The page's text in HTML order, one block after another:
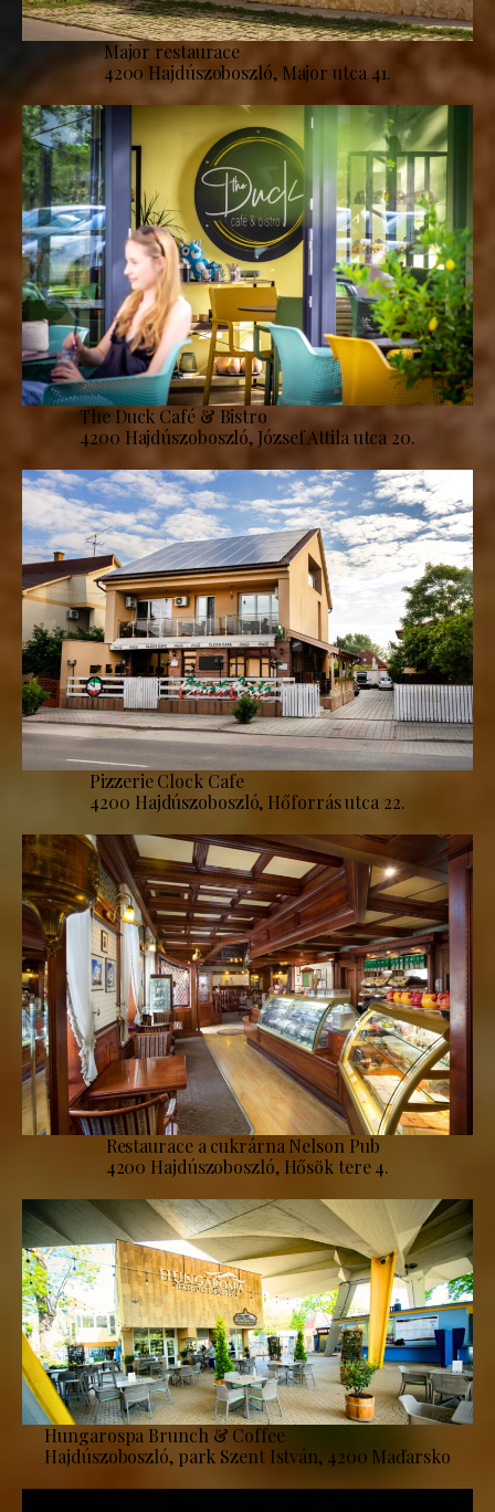
Major restaurace
4200 Hajdúszoboszló, Major utca 41.
The Duck Café & Bistro
4200 Hajdúszoboszló, József Attila utca 20.
Pizzerie Clock Cafe
4200 Hajdúszoboszló, Hőforrás utca 22.
Restaurace a cukrárna Nelson Pub
4200 Hajdúszoboszló, Hősök tere 4.
Hungarospa Brunch & Coffee
Hajdúszoboszló, park Szent István, 4200 Maďarsko